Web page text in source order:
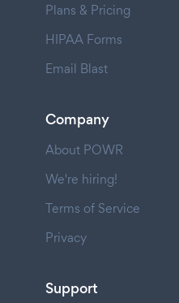
Plans & Pricing
HIPAA Forms
Email Blast
Company
About POWR
We're hiring!
Terms of Service
Privacy
Support